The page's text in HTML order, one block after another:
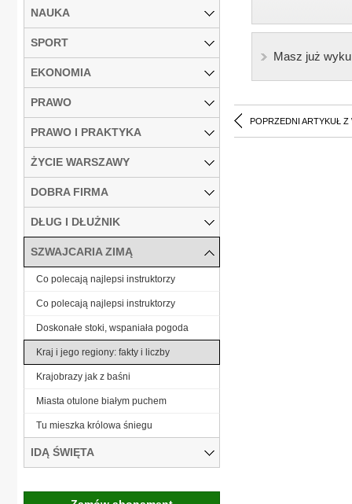
Masz już
POPRZEDNI ARTYKUŁ Z
NAUKA
SPORT
EKONOMIA
PRAWO
PRAWO I PRAKTYKA
ŻYCIE WARSZAWY
DOBRA FIRMA
DŁUG I DŁUŻNIK
SZWAJCARIA ZIMĄ
Co polecają najlepsi instruktorzy
Co polecają najlepsi instruktorzy
Doskonałe stoki, wspaniała pogoda
Kraj i jego regiony: fakty i liczby
Krajobrazy jak z baśni
Miasta otulone białym puchem
Tu mieszka królowa śniegu
IDĄ ŚWIĘTA